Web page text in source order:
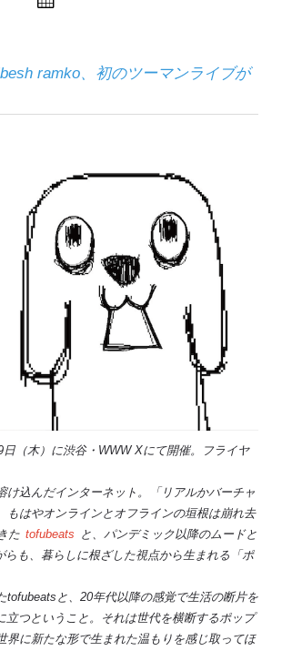
ramko、初のツーマンライブが
（木）に渋谷・WWW Xにて開催。フライヤ
込んだインターネット。「リアルかバーチャ
もはやオンラインとオフラインの垣根は崩れ去
た tofubeats と、パンデミック以降のムードと
らも、暮らしに根ざした視点から生まれる「ポ
tofubeatsと、20年代以降の感覚で生活の断片を
つということ。それは世代を横断するポップ
界に新たな形で生まれた温もりを感じ取ってほ